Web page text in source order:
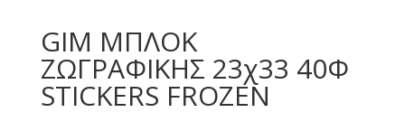
GIM ΜΠΛΟΚ
ΖΩΓΡΑΦΙΚΗΣ 23χ33 40Φ
STICKERS FROZEN